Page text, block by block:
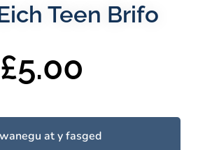
Teen Brifo
£5.00
at y fasged